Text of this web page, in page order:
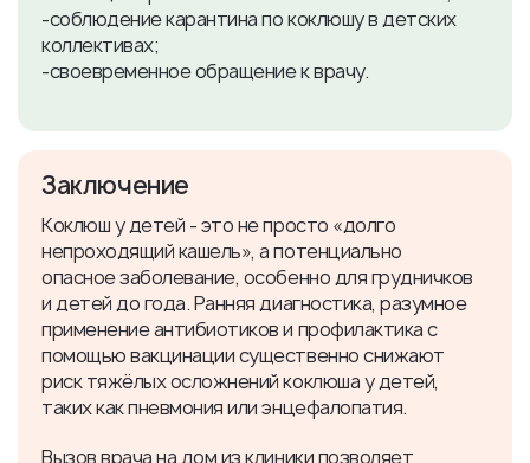
-соблюдение карантина по коклюшу в детских
коллективах;
-своевременное обращение к врачу.
Заключение
Коклюш у детей - это не просто «долго
непроходящий кашель», а потенциально
опасное заболевание, особенно для грудничков
и детей до года. Ранняя диагностика, разумное
применение антибиотиков и профилактика с
помощью вакцинации существенно снижают
риск тяжёлых осложнений коклюша у детей,
таких как пневмония или энцефалопатия.
Вызов врача на дом из клиники позволяет